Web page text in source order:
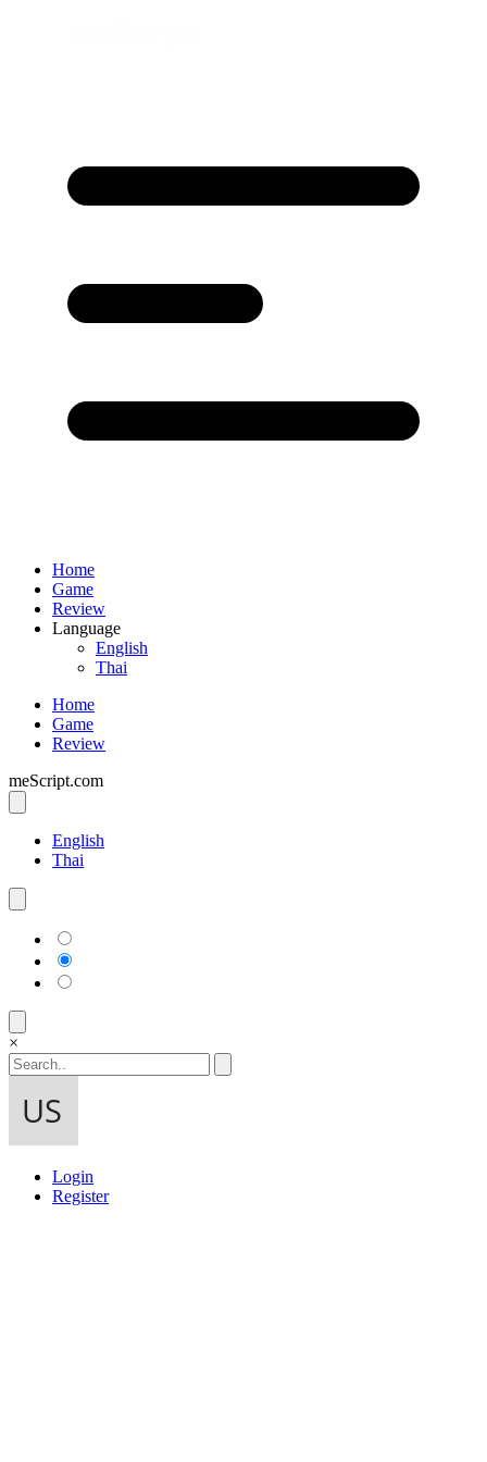
Home
Game
Review
Language
English
Thai
Home
Game
Review
meScript.com
English
Thai
×
Login
Register